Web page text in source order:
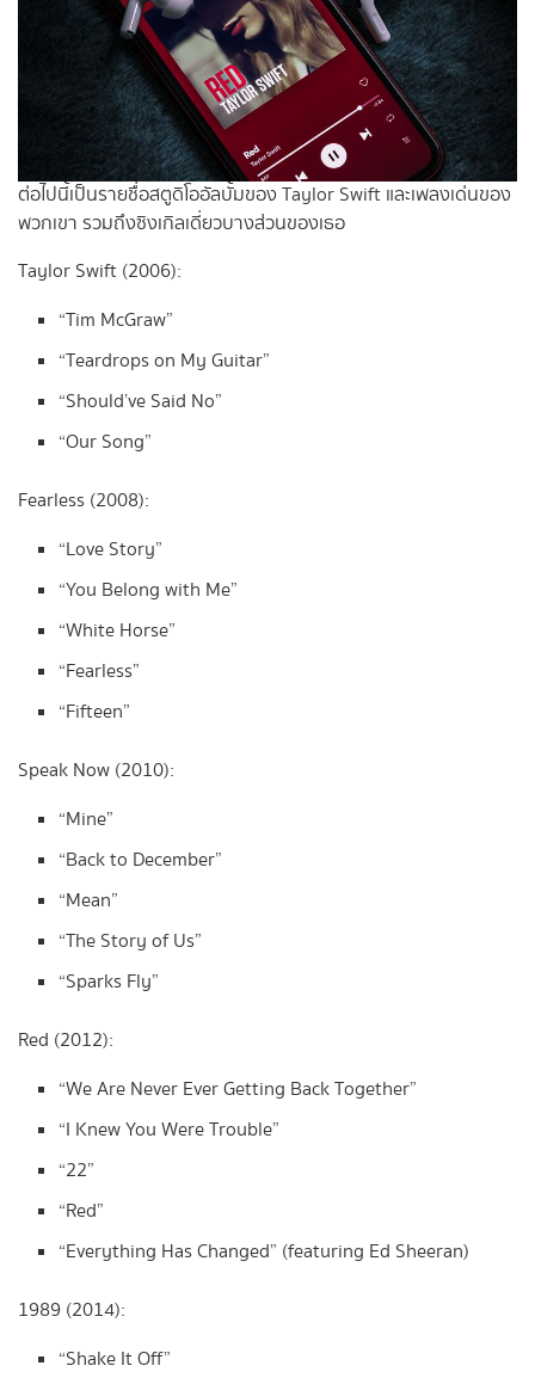
ต่อไปนี้เป็นรายชื่อสตูดิโออัลบั้มของ Taylor Swift และเพลงเด่นของ
พวกเขา รวมถึงซิงเกิลเดี่ยวบางส่วนของเธอ
Taylor Swift (2006):
“Tim McGraw”
“Teardrops on My Guitar”
“Should’ve Said No”
“Our Song”
Fearless (2008):
“Love Story”
“You Belong with Me”
“White Horse”
“Fearless”
“Fifteen”
Speak Now (2010):
“Mine”
“Back to December”
“Mean”
“The Story of Us”
“Sparks Fly”
Red (2012):
“We Are Never Ever Getting Back Together”
“I Knew You Were Trouble”
“22”
“Red”
“Everything Has Changed” (featuring Ed Sheeran)
1989 (2014):
“Shake It Off”